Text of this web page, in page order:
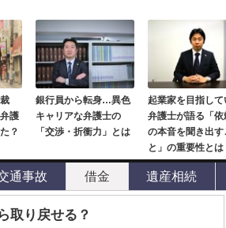
護
？
銀行員から転身…異色
キャリアな弁護士の
「交渉・折衝力」とは
起業家を目指して
弁護士が語る「依
の本音を聞き出す
と」の重要性とは
通事故 借金 遺産相続
取り戻せる？